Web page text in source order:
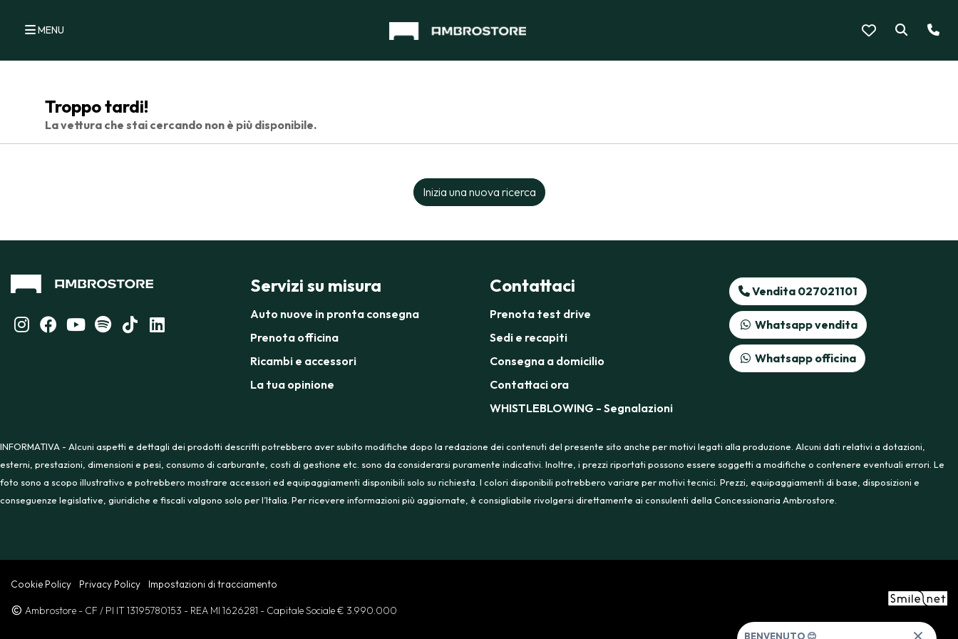
MENU
Troppo tardi!
La vettura che stai cercando non è più disponibile.
Inizia una nuova ricerca
Servizi su misura
Auto nuove in pronta consegna
Prenota officina
Ricambi e accessori
La tua opinione
Contattaci
Prenota test drive
Sedi e recapiti
Consegna a domicilio
Contattaci ora
WHISTLEBLOWING - Segnalazioni
Vendita 027021101
Whatsapp vendita
Whatsapp officina
INFORMATIVA - Alcuni aspetti e dettagli dei prodotti descritti potrebbero aver subito modifiche dopo la redazione dei contenuti del presente sito anche per motivi legati alla produzione. Alcuni dati relativi a dotazioni,
esterni, prestazioni, dimensioni e pesi, consumo di carburante, costi di gestione etc. sono da considerarsi puramente indicativi. Inoltre, i prezzi riportati possono essere soggetti a modifiche o contenere eventuali errori. Le
foto sono a scopo illustrativo e potrebbero mostrare accessori ed equipaggiamenti disponibili solo su richiesta. I colori disponibili potrebbero variare per motivi tecnici. Prezzi, equipaggiamenti di base, disposizioni e
conseguenze legislative, giuridiche e fiscali valgono solo per l’Italia. Per ricevere informazioni più aggiornate, è consigliabile rivolgersi direttamente ai consulenti della Concessionaria Ambrostore.
Cookie Policy Privacy Policy Impostazioni di tracciamento
Ambrostore - CF / PI IT 13195780153 - REA MI 1626281 - Capitale Sociale € 3.990.000
BENVENUTO 😊